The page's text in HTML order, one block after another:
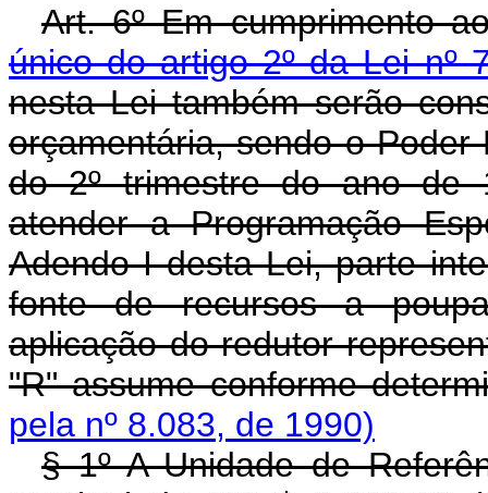
Art. 6º Em cumprimento
único do artigo 2º da Lei nº
nesta Lei também serão
orçamentária, sendo o
do 2º trimestre do ano de
atender a Programação
Adendo I desta Lei, parte
fonte de recursos a
aplicação do redutor
"R" assume conforme
pela nº 8.083, de 1990)
§ 1º A Unidade de